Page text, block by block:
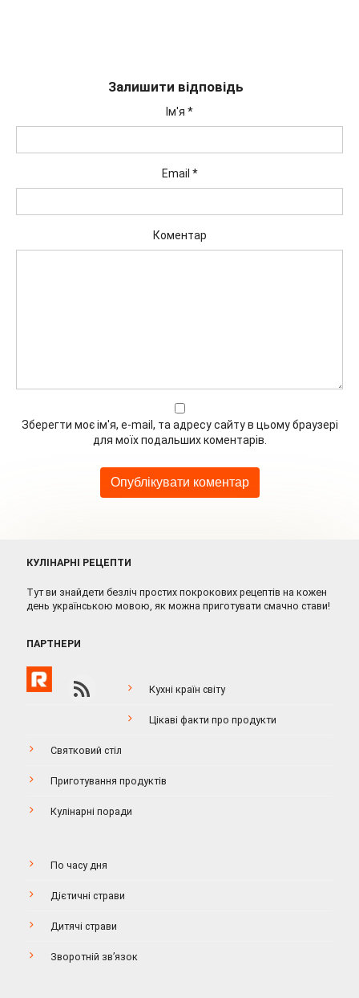
Залишити відповідь
Ім'я *
Email *
Коментар
Зберегти моє ім'я, e-mail, та адресу сайту в цьому браузері
для моїх подальших коментарів.
КУЛІНАРНІ РЕЦЕПТИ
Тут ви знайдети безліч простих покрокових рецептів на кожен
день українською мовою, як можна приготувати смачно стави!
ПАРТНЕРИ
Кухні країн світу
Цікаві факти про продукти
Святковий стіл
Приготування продуктів
Кулінарні поради
По часу дня
Дієтичні страви
Дитячі страви
Зворотній зв’язок